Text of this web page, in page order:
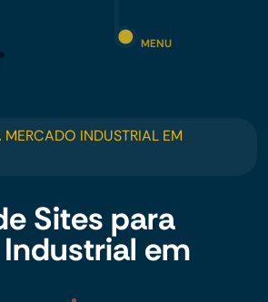
MENU
INDUSTRIAL EM
Sites para
em